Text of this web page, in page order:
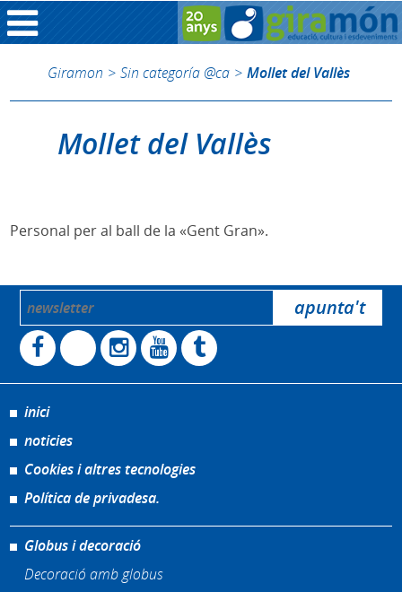
Giramon > Sin categoría @ca > Mollet del Vallès
Mollet del Vallès
Personal per al ball de la «Gent Gran».
inici
noticies
Cookies i altres tecnologies
Política de privadesa.
Globus i decoració
Decoració amb globus